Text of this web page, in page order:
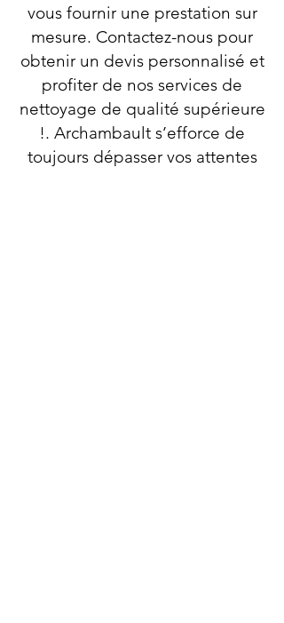
vous fournir une prestation sur
mesure. Contactez-nous pour
obtenir un devis personnalisé et
profiter de nos services de
nettoyage de qualité supérieure
!. Archambault s’efforce de
toujours dépasser vos attentes